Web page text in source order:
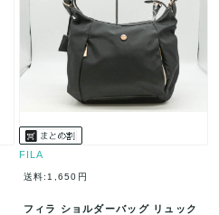
FILA
送料:1,650円
フィラ ショルダーバッグ リュック